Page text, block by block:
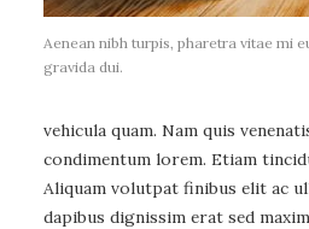
Aenean nibh turpis, pharetra vitae mi
gravida dui.
vehicula quam. Nam quis
condimentum lorem. Etiam
Aliquam volutpat finibus elit ac
dapibus dignissim erat sed